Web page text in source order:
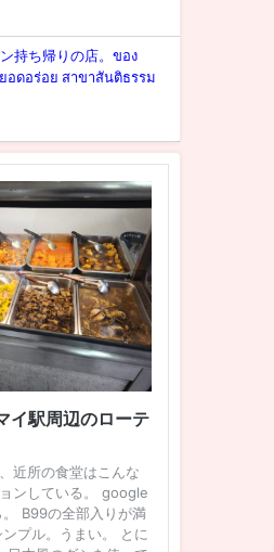
持ち帰りの店。ของ
อดอร่อย สาขาสันติธรรม